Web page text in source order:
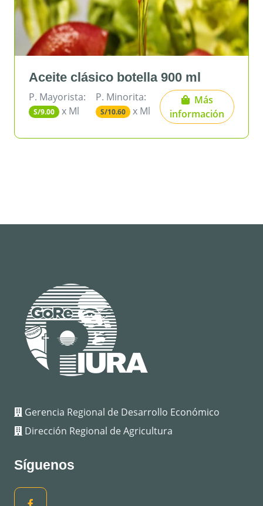
botella 900 ml
P. Minorita:
S/10.60 x Ml
Más
información
Azúcar
P. Mayorista:
S/3.27 x Kg
Gerencia Regional de Desarrollo Económico
Dirección Regional de Agricultura
Síguenos